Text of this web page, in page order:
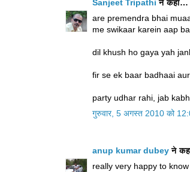
Sanjeet Tripathi ने कहा…
are premendra bhai
me swikaar karein aap
dil khush ho gaya yah
fir se ek baar badhaai
party udhar rahi, jab
गुरुवार, 5 अगस्त 2010 को
anup kumar dubeyने
really very happy to